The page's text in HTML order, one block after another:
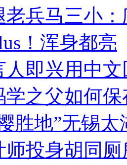
兵马三小
！浑身都亮
人即兴用中
学之父如何
胜地”无锡
师投身胡同